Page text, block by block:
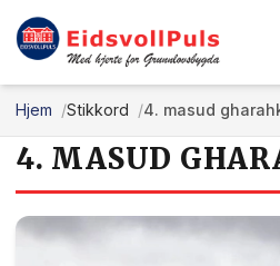
Hjem Stikkord 4. masud
4. MASUD